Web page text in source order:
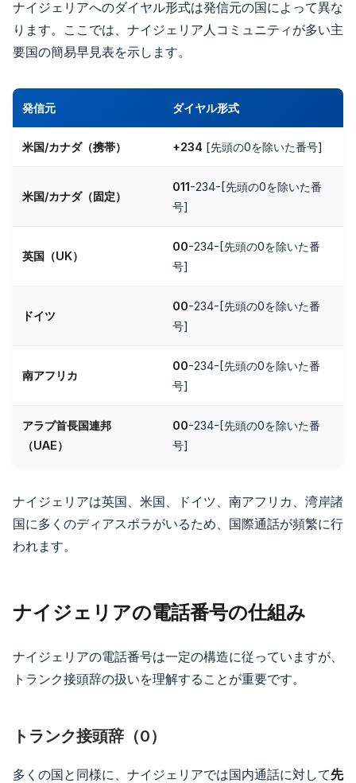
ナイジェリアへのダイヤル形式は発信元の国によって異な
ります。ここでは、ナイジェリア人コミュニティが多い主
要国の簡易早見表を示します。
発信元 ダイヤル形式
米国/カナダ（携帯） +234 [先頭の0を除いた番号]
米国/カナダ（固定）
011-234-[先頭の0を除いた番
号]
英国（UK）
00-234-[先頭の0を除いた番
号]
ドイツ
00-234-[先頭の0を除いた番
号]
南アフリカ
00-234-[先頭の0を除いた番
号]
アラブ首長国連邦
（UAE）
00-234-[先頭の0を除いた番
号]
ナイジェリアは英国、米国、ドイツ、南アフリカ、湾岸諸
国に多くのディアスポラがいるため、国際通話が頻繁に行
われます。
ナイジェリアの電話番号の仕組み
ナイジェリアの電話番号は一定の構造に従っていますが、
トランク接頭辞の扱いを理解することが重要です。
トランク接頭辞（0）
多くの国と同様に、ナイジェリアでは国内通話に対して先